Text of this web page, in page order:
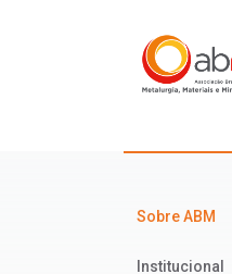
Sobre ABM
Institucional